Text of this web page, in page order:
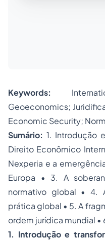
Keywords:
Geoeconomics;
Economic Security;
Sumário: 1. Introdução
Direito Econômico
Nexperia e a
Europa • 3. A
normativo global • 4.
prática global • 5. A
ordem jurídica mundial •
1. Introdução e